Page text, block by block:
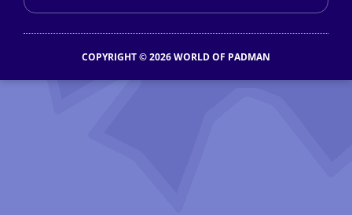
COPYRIGHT © 2026 WORLD OF PADMAN